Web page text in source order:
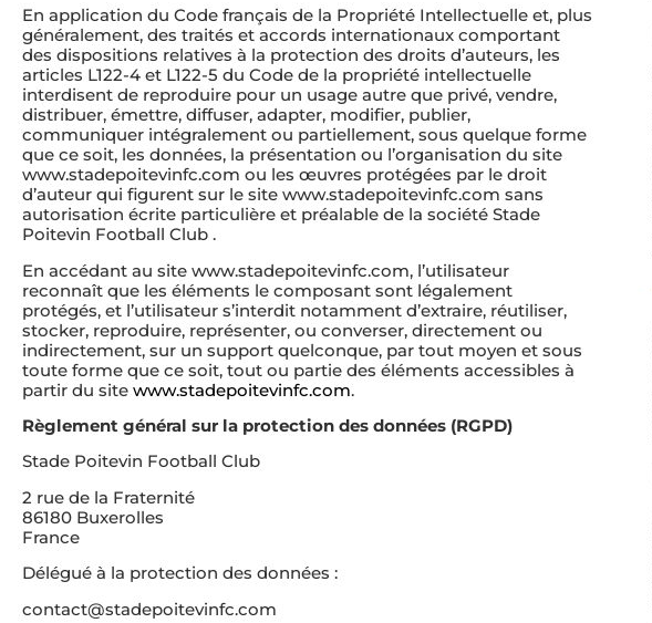
En application du Code français de la Propriété Intellectuelle et, plus
généralement, des traités et accords internationaux comportant
des dispositions relatives à la protection des droits d’auteurs, les
articles L122-4 et L122-5 du Code de la propriété intellectuelle
interdisent de reproduire pour un usage autre que privé, vendre,
distribuer, émettre, diffuser, adapter, modifier, publier,
communiquer intégralement ou partiellement, sous quelque forme
que ce soit, les données, la présentation ou l’organisation du site
www.stadepoitevinfc.com ou les œuvres protégées par le droit
d’auteur qui figurent sur le site www.stadepoitevinfc.com sans
autorisation écrite particulière et préalable de la société Stade
Poitevin Football Club .
En accédant au site www.stadepoitevinfc.com, l’utilisateur
reconnaît que les éléments le composant sont légalement
protégés, et l’utilisateur s’interdit notamment d’extraire, réutiliser,
stocker, reproduire, représenter, ou converser, directement ou
indirectement, sur un support quelconque, par tout moyen et sous
toute forme que ce soit, tout ou partie des éléments accessibles à
partir du site www.stadepoitevinfc.com.
Règlement général sur la protection des données (RGPD)
Stade Poitevin Football Club
2 rue de la Fraternité
86180 Buxerolles
France
Délégué à la protection des données :
contact@stadepoitevinfc.com